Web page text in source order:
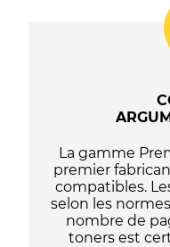
A
-
Noir
La gamme
premier
compatibles.
selon les
nombre de
toners est